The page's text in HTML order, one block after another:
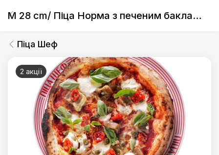
M 28 cm/ Піца Норма з печеним баклажаном і Рикотою
Піца Шеф
2 акції